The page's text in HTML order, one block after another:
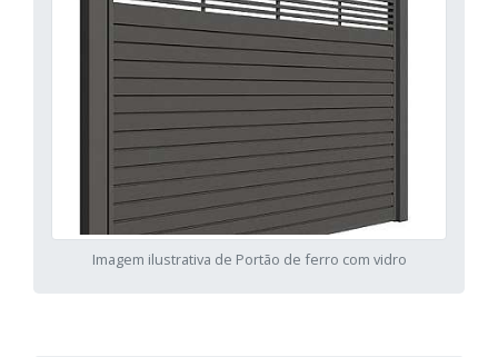
Imagem ilustrativa de Portão de ferro com vidro